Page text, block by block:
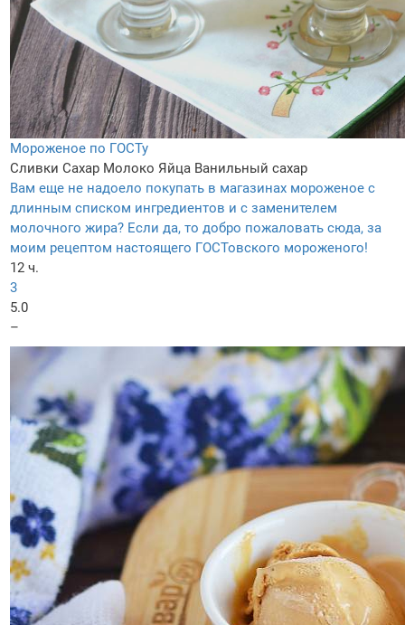
Мороженое по ГОСТу
Сливки Сахар Молоко Яйца Ванильный сахар
Вам еще не надоело покупать в магазинах мороженое с
длинным списком ингредиентов и с заменителем
молочного жира? Если да, то добро пожаловать сюда, за
моим рецептом настоящего ГОСТовского мороженого!
12 ч.
3
5.0
–